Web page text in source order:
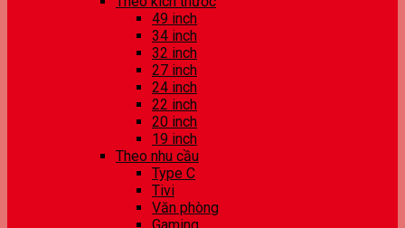
49 inch
34 inch
32 inch
27 inch
24 inch
22 inch
20 inch
19 inch
Theo nhu cầu
Type C
Tivi
Văn phòng